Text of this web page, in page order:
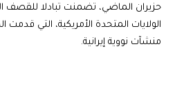
حزيران الماضي، تضمنت تبادلا للقصف
الولايات المتحدة الأمريكية، التي
منشآت نووية إيرانية.